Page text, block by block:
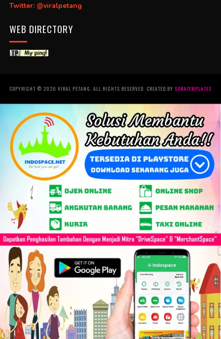
Twitter: @viralpetang
WEB DIRECTORY
COPYRIGHT © 2020 VIRAL PETANG. ALL RIGHTS RESERVED. CREATED BY SORATEMPLATES